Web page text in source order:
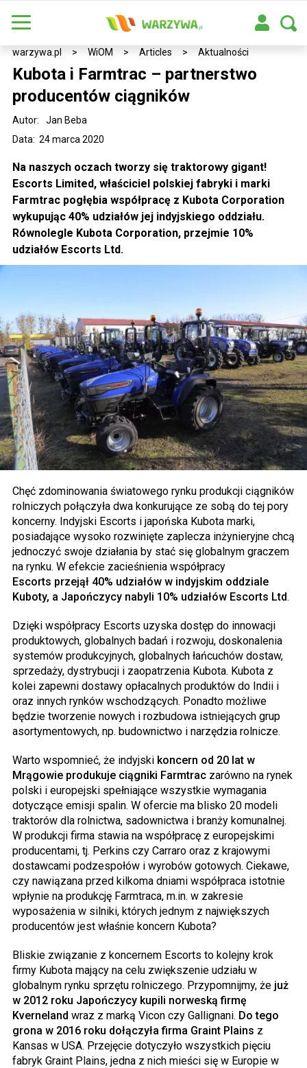
warzywa.pl > WiOM > Articles > Aktualności
Kubota i Farmtrac – partnerstwo
producentów ciągników
Data: 24 marca 2020
Autor: Jan Beba
Na naszych oczach tworzy się traktorowy gigant!
Escorts Limited, właściciel polskiej fabryki i marki
Farmtrac pogłębia współpracę z Kubota Corporation
wykupując 40% udziałów jej indyjskiego oddziału.
Równolegle Kubota Corporation, przejmie 10%
udziałów Escorts Ltd.
Chęć zdominowania światowego rynku produkcji ciągników
rolniczych połączyła dwa konkurujące ze sobą do tej pory
koncerny. Indyjski Escorts i japońska Kubota marki,
posiadające wysoko rozwinięte zaplecza inżynieryjne chcą
jednoczyć swoje działania by stać się globalnym graczem
na rynku. W efekcie zacieśnienia współpracy
Escorts przejął 40% udziałów w indyjskim oddziale
Kuboty, a Japończycy nabyli 10% udziałów Escorts Ltd.
Dzięki współpracy Escorts uzyska dostęp do innowacji
produktowych, globalnych badań i rozwoju, doskonalenia
systemów produkcyjnych, globalnych łańcuchów dostaw,
sprzedaży, dystrybucji i zaopatrzenia Kubota. Kubota z
kolei zapewni dostawy opłacalnych produktów do Indii i
oraz innych rynków wschodzących. Ponadto możliwe
będzie tworzenie nowych i rozbudowa istniejących grup
asortymentowych, np. budownictwo i narzędzia rolnicze.
Warto wspomnieć, że indyjski koncern od 20 lat w
Mrągowie produkuje ciągniki Farmtrac zarówno na rynek
polski i europejski spełniające wszystkie wymagania
dotyczące emisji spalin. W ofercie ma blisko 20 modeli
traktorów dla rolnictwa, sadownictwa i branży komunalnej.
W produkcji firma stawia na współpracę z europejskimi
producentami, tj. Perkins czy Carraro oraz z krajowymi
dostawcami podzespołów i wyrobów gotowych. Ciekawe,
czy nawiązana przed kilkoma dniami współpraca istotnie
wpłynie na produkcję Farmtraca, m.in. w zakresie
wyposażenia w silniki, których jednym z największych
producentów jest właśnie koncern Kubota?
Bliskie związanie z koncernem Escorts to kolejny krok
firmy Kubota mający na celu zwiększenie udziału w
globalnym rynku sprzętu rolniczego. Przypomnijmy, że już
w 2012 roku Japończycy kupili norweską firmę
Kverneland wraz z marką Vicon czy Gallignani. Do tego
grona w 2016 roku dołączyła firma Graint Plains z
Kansas w USA. Przejęcie dotyczyło wszystkich pięciu
fabryk Graint Plains, jedna z nich mieści się w Europie w